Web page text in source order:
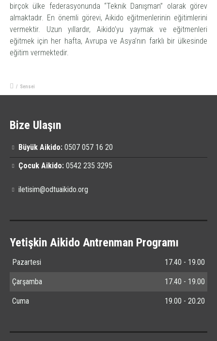
birçok ülke federasyonunda “Teknik Danışman” olarak görev
almaktadır. En önemli görevi, Aikido eğitmenlerinin eğitimlerini
vermektir. Uzun yıllardır, Aikido’yu yaymak ve eğitmenleri
eğitmek için her hafta, Avrupa ve Asya’nın farklı bir ülkesinde
eğitim vermektedir.
/ Sensei
Bize Ulaşın
Büyük Aikido: 0507 057 16 20
Çocuk Aikido: 0542 235 3295
iletisim@odtuaikido.org
Yetişkin Aikido Antrenman Programı
Pazartesi 17.40 - 19.00
Çarşamba 17.40 - 19.00
Cuma 19.00 - 20.20